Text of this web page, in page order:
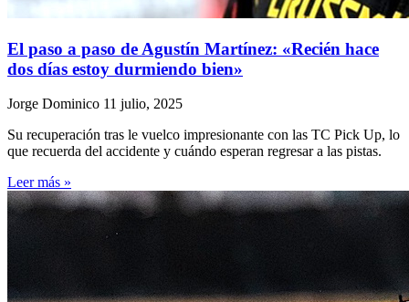
El paso a paso de Agustín Martínez: «Recién hace
dos días estoy durmiendo bien»
Jorge Dominico 11 julio, 2025
Su recuperación tras le vuelco impresionante con las TC Pick Up, lo
que recuerda del accidente y cuándo esperan regresar a las pistas.
Leer más »